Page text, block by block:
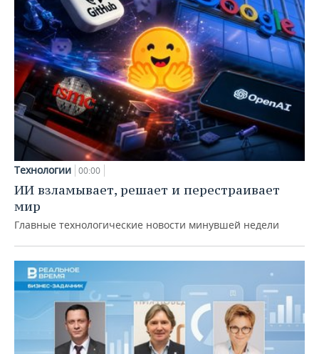
Технологии 00:00
ИИ взламывает, решает и перестраивает
мир
Главные технологические новости минувшей недели